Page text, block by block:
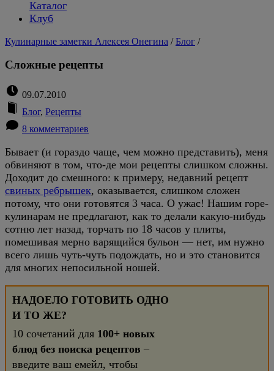
Каталог
Клуб
Кулинарные заметки Алексея Онегина /Блог /
Сложные рецепты
09.07.2010
Блог, Рецепты
8 комментариев
Бывает (и гораздо чаще, чем можно представить), меня
обвиняют в том, что-де мои рецепты слишком сложны.
Доходит до смешного: к примеру, недавний рецепт
свиных ребрышек, оказывается, слишком сложен
потому, что они готовятся 3 часа. О ужас! Нашим горе-
кулинарам не предлагают, как то делали какую-нибудь
сотню лет назад, торчать по 18 часов у плиты,
помешивая мерно варящийся бульон — нет, им нужно
всего лишь чуть-чуть подождать, но и это становится
для многих непосильной ношей.
НАДОЕЛО ГОТОВИТЬ ОДНО
И ТО ЖЕ?
10 сочетаний для 100+ новых
блюд без поиска рецептов –
введите ваш емейл, чтобы